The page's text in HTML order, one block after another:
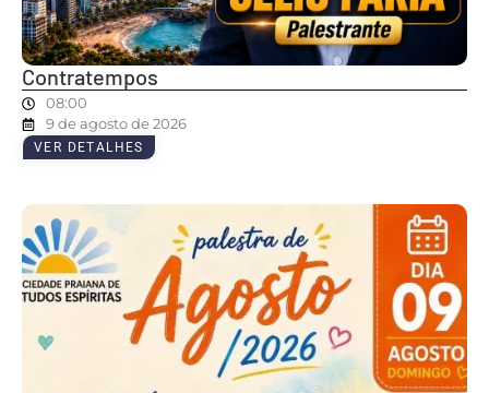
Contratempos
08:00
9 de agosto de 2026
VER DETALHES